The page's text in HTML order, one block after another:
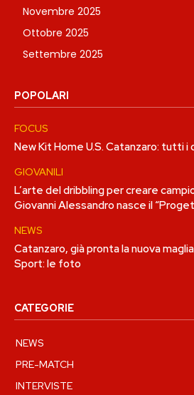
Novembre 2025
Ottobre 2025
Settembre 2025
POPOLARI
FOCUS
New Kit Home U.S. Catanzaro: tutti
GIOVANILI
L’arte del dribbling per creare
Giovanni Alessandro nasce il
NEWS
Catanzaro, già pronta la nuova
Sport: le foto
CATEGORIE
NEWS
PRE-MATCH
INTERVISTE